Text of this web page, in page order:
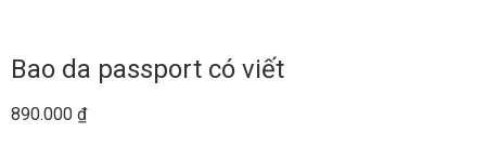
Bao da passport có viết
890.000 ₫